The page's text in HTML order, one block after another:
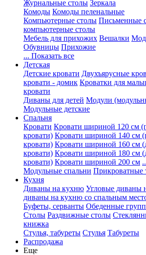
Журнальные столы Зеркала
Комоды Комоды пеленальные
Компьютерные столы Письменные
компьютерные столы
Мебель для прихожих Вешалки
Обувницы Прихожие
... Показать все
Детская
Детские кровати Двухъярусные
кровати - домик Кроватки для
кровати
Диваны для детей Модули
Модульные детские
Спальня
Кровати Кровати шириной 120 см
кровати) Кровати шириной 140 см
кровати) Кровати шириной 160 см
кровати) Кровати шириной 180 см
кровати) Кровати шириной 200 см
Модульные спальни Прикроватные
Кухня
Диваны на кухню Угловые диваны
диваны на кухню со спальным
Буфеты, серванты Обеденные
Столы Раздвижные столы
книжка
Стулья, табуреты Стулья Табуреты
Распродажа
Еще